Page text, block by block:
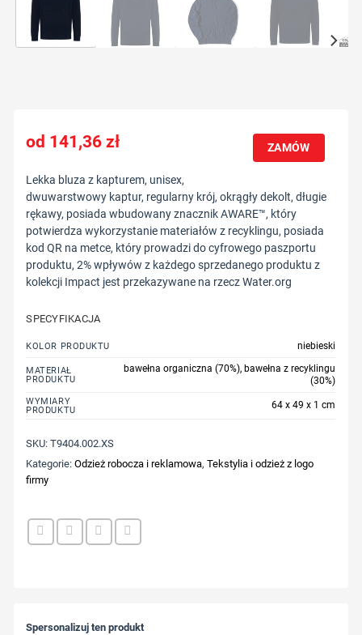
141,36zł ZAMÓW
Lekka bluza z kapturem, unisex,
dwuwarstwowy kaptur, regularny krój, okrągły dekolt, długie
rękawy, posiada wbudowany znacznik AWARE™, który
potwierdza wykorzystanie materiałów z recyklingu, posiada
kod QR na metce, który prowadzi do cyfrowego paszportu
produktu, 2% wpływów z każdego sprzedanego produktu z
kolekcji Impact jest przekazywane na rzecz Water.org
SPECYFIKACJA
KOLOR PRODUKTU niebieski
MATERIAŁ
PRODUKTU
bawełna organiczna (70%), bawełna z recyklingu
(30%)
WYMIARY
PRODUKTU
64 x 49 x 1 cm
SKU:T9404.002.XS
Kategorie:Odzież robocza i reklamowa,Tekstylia i odzież z logo
firmy
Spersonalizuj ten produkt